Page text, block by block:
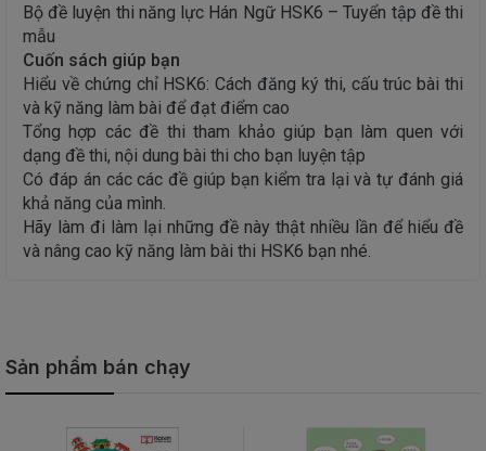
Bộ đề luyện thi năng lực Hán Ngữ HSK6 – Tuyển tập đề thi
mẫu
Cuốn sách giúp bạn
Hiểu về chứng chỉ HSK6: Cách đăng ký thi, cấu trúc bài thi
và kỹ năng làm bài để đạt điểm cao
Tổng hợp các đề thi tham khảo giúp bạn làm quen với
dạng đề thi, nội dung bài thi cho bạn luyện tập
Có đáp án các các đề giúp bạn kiểm tra lại và tự đánh giá
khả năng của mình.
Hãy làm đi làm lại những đề này thật nhiều lần để hiểu đề
và nâng cao kỹ năng làm bài thi HSK6 bạn nhé.
Sản phẩm bán chạy